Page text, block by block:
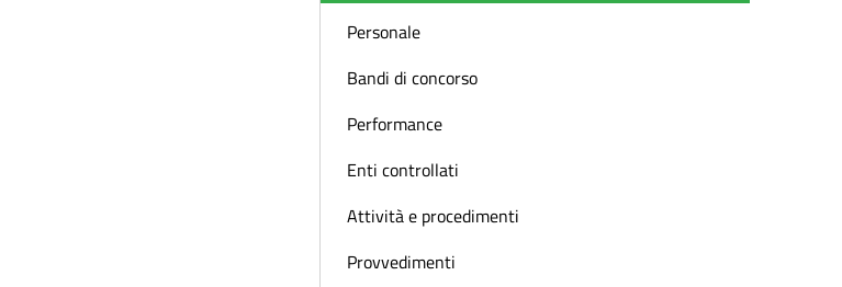
Personale
Bandi di concorso
Performance
Enti controllati
Attività e procedimenti
Provvedimenti